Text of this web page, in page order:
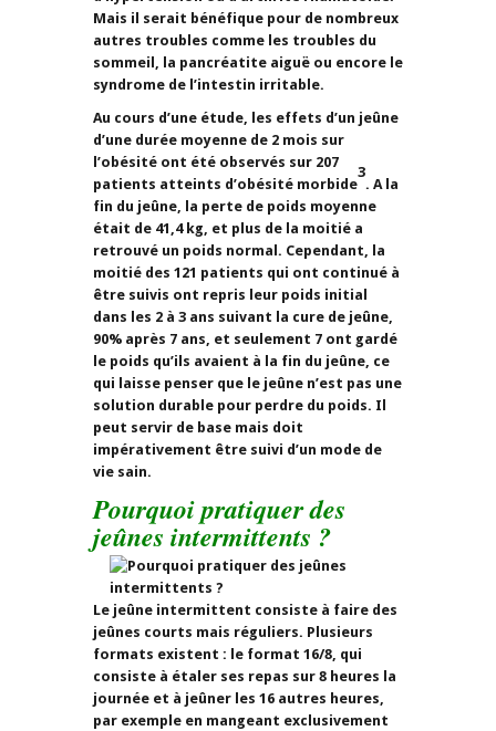
Mais il serait bénéfique pour de nombreux
autres troubles comme les troubles du
sommeil, la pancréatite aiguë ou encore le
syndrome de l’intestin irritable.
Au cours d’une étude, les effets d’un jeûne
d’une durée moyenne de 2 mois sur
l’obésité ont été observés sur 207
patients atteints d’obésité morbide
3
. A la
fin du jeûne, la perte de poids moyenne
était de 41,4 kg, et plus de la moitié a
retrouvé un poids normal. Cependant, la
moitié des 121 patients qui ont continué à
être suivis ont repris leur poids initial
dans les 2 à 3 ans suivant la cure de jeûne,
90% après 7 ans, et seulement 7 ont gardé
le poids qu’ils avaient à la fin du jeûne, ce
qui laisse penser que le jeûne n’est pas une
solution durable pour perdre du poids. Il
peut servir de base mais doit
impérativement être suivi d’un mode de
vie sain.
Pourquoi pratiquer des
jeûnes intermittents ?
Le jeûne intermittent consiste à faire des
jeûnes courts mais réguliers. Plusieurs
formats existent : le format 16/8, qui
consiste à étaler ses repas sur 8 heures la
journée et à jeûner les 16 autres heures,
par exemple en mangeant exclusivement